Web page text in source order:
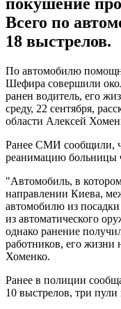
Всего по
18 выстрелов.
По автомобилю
Шефира совершили
ранен водитель, его
среду, 22 сентября,
области Алексей
Ранее СМИ сообщили,
реанимацию больницы
"Автомобиль, в
направлении Киева,
автомобилю из
из автоматического
однако ранение
работников, его жизни
Хоменко.
Ранее в полиции
10 выстрелов, три